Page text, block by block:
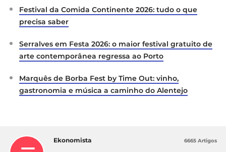
Festival da Comida Continente 2026: tudo o que
precisa saber
Serralves em Festa 2026: o maior festival gratuito de
arte contemporânea regressa ao Porto
Marquês de Borba Fest by Time Out: vinho,
gastronomia e música a caminho do Alentejo
Ekonomista 6665 Artigos